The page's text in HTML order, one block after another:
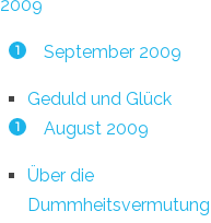
2009
1 September 2009
Geduld und Glück
1 August 2009
Über die
Dummheitsvermutung